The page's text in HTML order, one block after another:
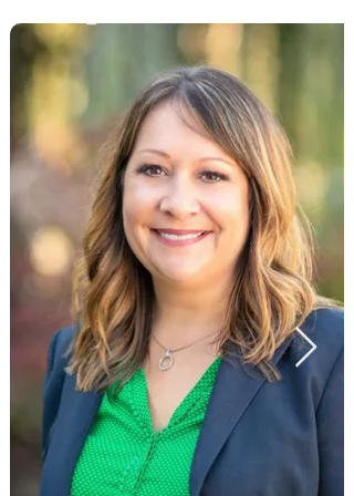
Services sa Humboldt County
Office of Education. Sa tungkuling
ito, sinusuportahan niya ang mga
distrito sa gawaing pagbabago ng
klima sa paaralan. Siya ay isang
tagapagsanay at coach sa
Universal Design for Learning
(UDL), isang sertipikadong
tagapagsanay sa International
Institute of Restorative Practices
(IIRP), isang tagapagsanay at coach
sa PBIS, at isang Region 1 Lead at
sertipikadong coach para sa CA
MTSS. Bago ang posisyong ito, siya
ay isang espesyalista sa
edukasyon sa loob ng mahigit
dalawampung taon na nagtatrabaho
kasama ang mga mag-aaral mula
preschool hanggang high school.
Natanggap niya ang kanyang M.Ed.
sa Cal Poly Humboldt.